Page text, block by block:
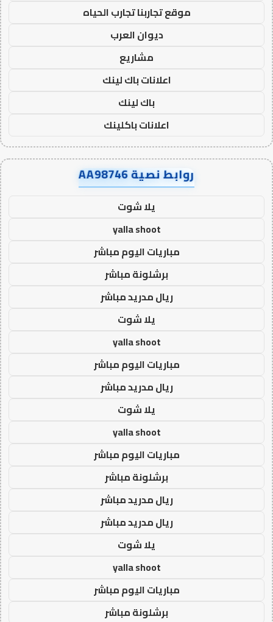
موقع تجاربنا تجارب الحياه
ديوان العرب
مشاريع
اعلانات باك لينك
باك لينك
اعلانات باكلينك
روابط نصية AA98746
يلا شوت
yalla shoot
مباريات اليوم مباشر
برشلونة مباشر
ريال مدريد مباشر
يلا شوت
yalla shoot
مباريات اليوم مباشر
ريال مدريد مباشر
يلا شوت
yalla shoot
مباريات اليوم مباشر
برشلونة مباشر
ريال مدريد مباشر
ريال مدريد مباشر
يلا شوت
yalla shoot
مباريات اليوم مباشر
برشلونة مباشر